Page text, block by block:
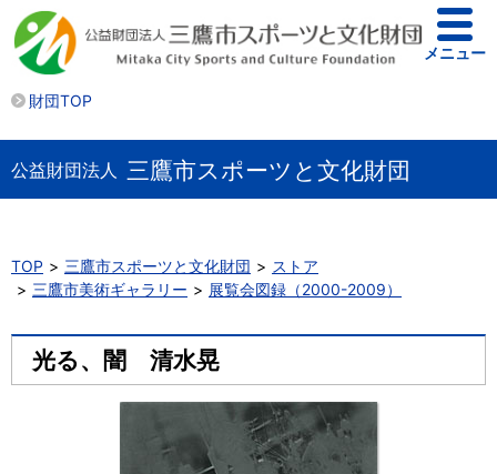
財団TOP
メニュー
公益財団法人 三鷹市スポーツと文化財団
TOP 三鷹市スポーツと文化財団
ストア
三鷹市美術ギャラリー
展覧会図録（2000-2009）
光る、闇 清水晃